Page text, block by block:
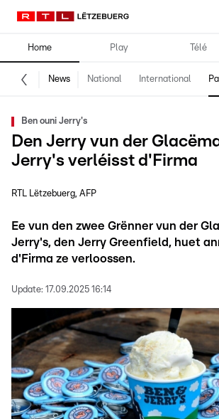
Home Play Télé
News National International
Ben ouni Jerry's
Den Jerry vun der
Jerry's verléisst d'Firma
RTL Lëtzebuerg AFP
Ee vun den zwee Grënner vun der
Jerry's, den Jerry Greenfield, huet
d'Firma ze verloossen.
Update: 17.09.2025 16:14